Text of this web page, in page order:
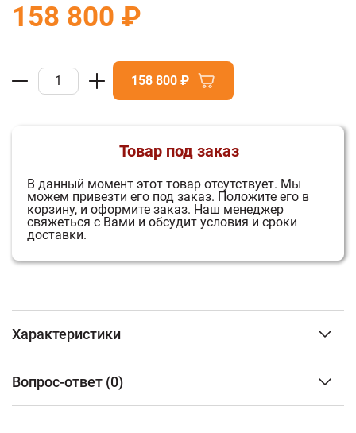
158 800 ₽
158 800 ₽
Товар под заказ
В данный момент этот товар отсутствует. Мы
можем привезти его под заказ. Положите его в
корзину, и оформите заказ. Наш менеджер
свяжеться с Вами и обсудит условия и сроки
доставки.
Характеристики
Материал топки
нержавеющая
Вопрос-ответ (0)